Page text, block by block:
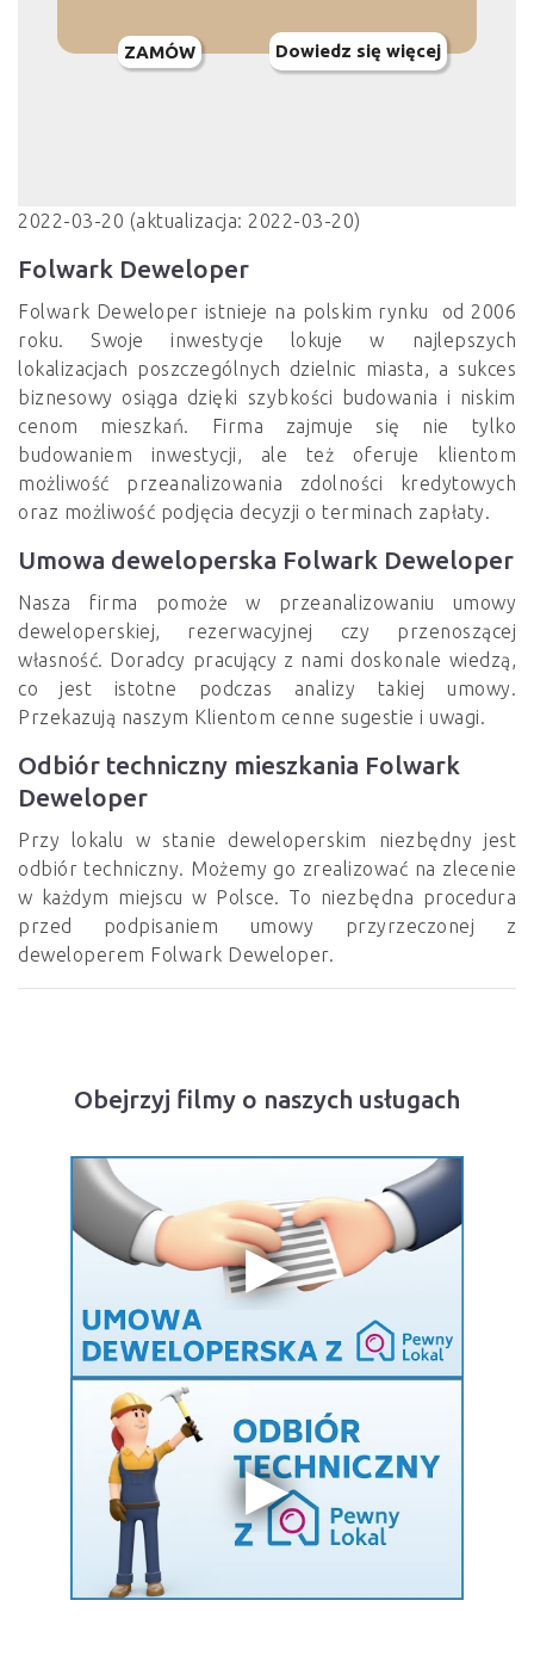
ZAMÓW Dowiedz się więcej
2022-03-20 (aktualizacja: 2022-03-20)
Folwark Deweloper
Folwark Deweloper istnieje na polskim rynku od 2006
roku. Swoje inwestycje lokuje w najlepszych
lokalizacjach poszczególnych dzielnic miasta, a sukces
biznesowy osiąga dzięki szybkości budowania i niskim
cenom mieszkań. Firma zajmuje się nie tylko
budowaniem inwestycji, ale też oferuje klientom
możliwość przeanalizowania zdolności kredytowych
oraz możliwość podjęcia decyzji o terminach zapłaty.
Umowa deweloperska Folwark Deweloper
Nasza firma pomoże w przeanalizowaniu umowy
deweloperskiej, rezerwacyjnej czy przenoszącej
własność. Doradcy pracujący z nami doskonale wiedzą,
co jest istotne podczas analizy takiej umowy.
Przekazują naszym Klientom cenne sugestie i uwagi.
Odbiór techniczny mieszkania Folwark
Deweloper
Przy lokalu w stanie deweloperskim niezbędny jest
odbiór techniczny. Możemy go zrealizować na zlecenie
w każdym miejscu w Polsce. To niezbędna procedura
przed podpisaniem umowy przyrzeczonej z
deweloperem Folwark Deweloper.
Obejrzyj filmy o naszych usługach